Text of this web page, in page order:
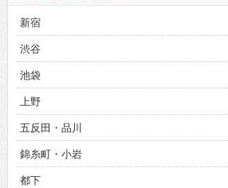
新宿
渋谷
池袋
上野
五反田・品川
錦糸町・小岩
都下